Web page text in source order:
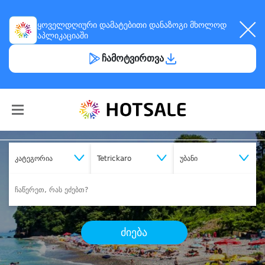
ყოველდღიური დამატებითი დანაზოგი მხოლოდ
აპლიკაციაში
ჩამოტვირთვა
კატეგორია Tetrickaro უბანი
ძიება
შეიძინესასურველი მომსახურება